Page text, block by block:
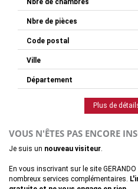
Nbre de chambres
Nbre de pièces
Code postal
Ville
Département
Plus de
VOUS N'ÊTES PAS ENCORE
Je suis un nouveau visiteur.
En vous inscrivant sur le site
nombreux services complémentaires.